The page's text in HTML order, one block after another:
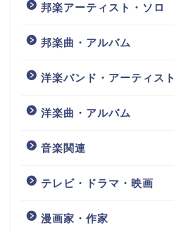
邦楽アーティスト・ソロ
邦楽曲・アルバム
洋楽バンド・アーティスト
洋楽曲・アルバム
音楽関連
テレビ・ドラマ・映画
漫画家・作家